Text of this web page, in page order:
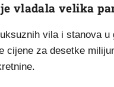
vladala velika
vila i stanova u
cijene za desetke